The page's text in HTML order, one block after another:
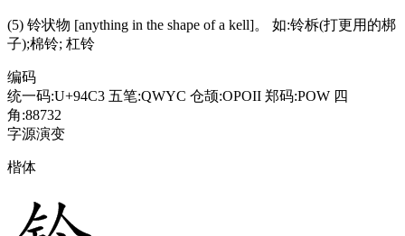
(5) 铃状物 [anything in the shape of a kell]。 如:铃柝(打更用的梆
子);棉铃; 杠铃
编码
统一码:U+94C3 五笔:QWYC 仓颉:OPOII 郑码:POW 四
角:88732
字源演变
楷体